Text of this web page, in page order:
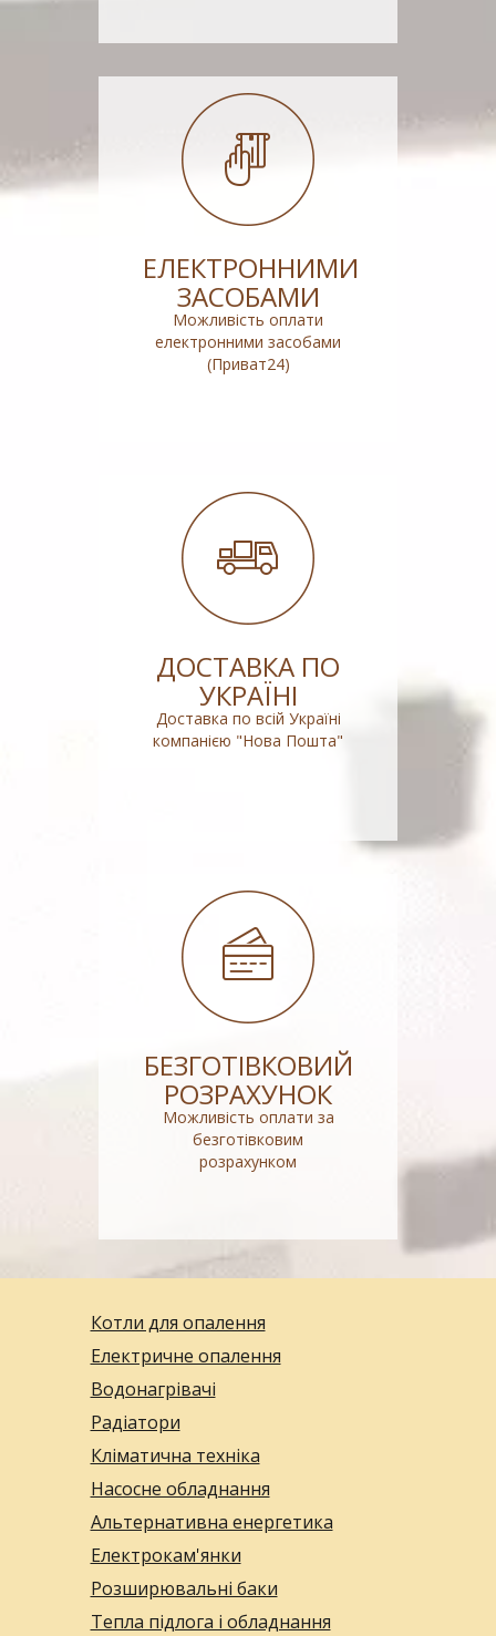
ЕЛЕКТРОННИМИ
ЗАСОБАМИ
Можливість оплати
електронними засобами
(Приват24)
ДОСТАВКА ПО
УКРАЇНІ
Доставка по всій Україні
компанією "Нова Пошта"
БЕЗГОТІВКОВИЙ
РОЗРАХУНОК
Можливість оплати за
безготівковим
розрахунком
Котли для опалення
Електричне опалення
Водонагрівачі
Радіатори
Кліматична техніка
Насосне обладнання
Альтернативна енергетика
Електрокам'янки
Розширювальні баки
Тепла підлога і обладнання